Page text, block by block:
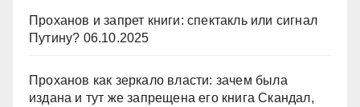
Проханов и запрет книги: спектакль или сигнал
Путину? 06.10.2025
Проханов как зеркало власти: зачем была
издана и тут же запрещена его книга Скандал,